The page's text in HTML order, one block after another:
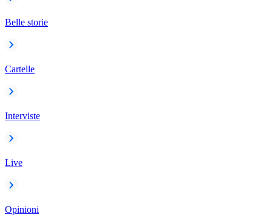
Belle storie
Cartelle
Interviste
Live
Opinioni